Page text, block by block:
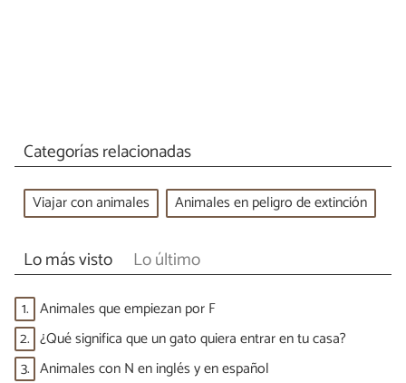
Categorías relacionadas
Viajar con animales Animales en peligro de extinción
Lo más visto Lo último
1. Animales que empiezan por F
2. ¿Qué significa que un gato quiera entrar en tu casa?
3. Animales con N en inglés y en español